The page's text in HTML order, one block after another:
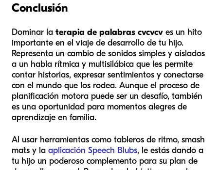
Conclusión
Dominar la terapia de palabras cvcvcv es un hito
importante en el viaje de desarrollo de tu hijo.
Representa un cambio de sonidos simples y aislados
a un habla rítmica y multisilábica que les permite
contar historias, expresar sentimientos y conectarse
con el mundo que los rodea. Aunque el proceso de
planificación motora puede ser un desafío, también
es una oportunidad para momentos alegres de
aprendizaje en familia.
Al usar herramientas como tableros de ritmo, smash
mats y la aplicación Speech Blubs, le estás dando a
tu hijo un poderoso complemento para su plan de